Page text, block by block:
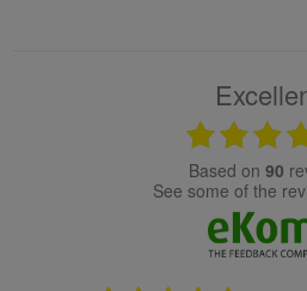
based on 90
see some of the